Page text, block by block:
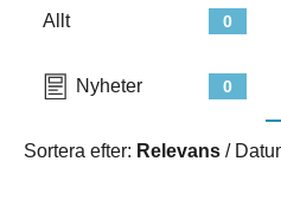
0
Allt
0
Nyheter
Sortera efter: Relevans /